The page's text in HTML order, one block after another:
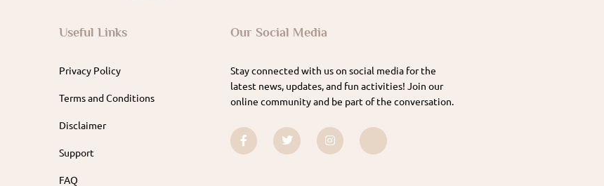
Useful Links
Privacy Policy
Terms and Conditions
Disclaimer
Support
FAQ
Our Social Media
Stay connected with us on social media for the
latest news, updates, and fun activities! Join our
online community and be part of the conversation.